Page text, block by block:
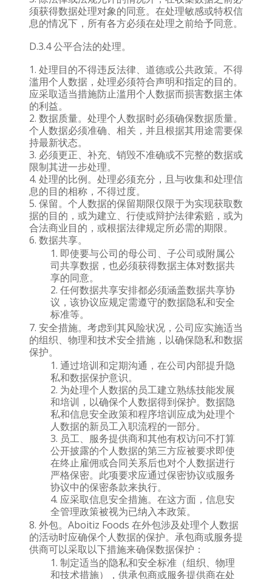
须获得数据处理对象的同意。在处理敏感或特权信
息的情况下，所有各方必须在处理之前给予同意。
D.3.4 公平合法的处理。
处理目的不得违反法律、道德或公共政策。不得
滥用个人数据，处理必须符合声明和指定的目的。
应采取适当措施防止滥用个人数据而损害数据主体
的利益。
数据质量。处理个人数据时必须确保数据质量。
个人数据必须准确、相关，并且根据其用途需要保
持最新状态。
必须更正、补充、销毁不准确或不完整的数据或
限制其进一步处理。
处理的比例。处理必须充分，且与收集和处理信
息的目的相称，不得过度。
保留。个人数据的保留期限仅限于为实现获取数
据的目的，或为建立、行使或辩护法律索赔，或为
合法商业目的，或根据法律规定所必需的期限。
数据共享。
即使要与公司的母公司、子公司或附属公
司共享数据，也必须获得数据主体对数据共
享的同意。
任何数据共享安排都必须涵盖数据共享协
议，该协议应规定需遵守的数据隐私和安全
标准等。
安全措施。考虑到其风险状况，公司应实施适当
的组织、物理和技术安全措施，以确保隐私和数据
保护。
通过培训和定期沟通，在公司内部提升隐
私和数据保护意识。
为处理个人数据的员工建立熟练技能发展
和培训，以确保个人数据得到保护。数据隐
私和信息安全政策和程序培训应成为处理个
人数据的新员工入职流程的一部分。
员工、服务提供商和其他有权访问不打算
公开披露的个人数据的第三方应被要求即使
在终止雇佣或合同关系后也对个人数据进行
严格保密。此项要求应通过保密协议或服务
协议中的保密条款来执行。
应采取信息安全措施。在这方面，信息安
全管理政策被视为已纳入本政策。
外包。Aboitiz Foods 在外包涉及处理个人数据
的活动时应确保个人数据的保护。承包商或服务提
供商可以采取以下措施来确保数据保护：
制定适当的隐私和安全标准（组织、物理
和技术措施），供承包商或服务提供商在处